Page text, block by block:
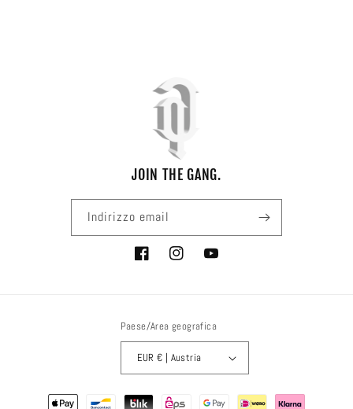
JOIN THE GANG.
Indirizzo email
FacebookInstagramYouTube
Paese/Area geografica
EUR € | Austria
Metodi